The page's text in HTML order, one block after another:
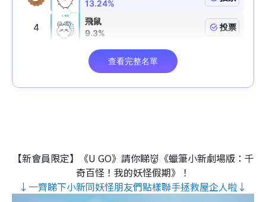
【新會員限定】《U GO》請你睇👹《蠟筆小新劇場版：千
奇百怪！我的妖怪假期》！
↓一齊睇下小新同妖怪朋友們點樣聯手拯救屋企人啦↓